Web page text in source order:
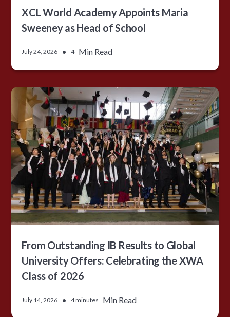
XCL World Academy Appoints Maria
Sweeney as Head of School
July 24, 2026 • 4 Min Read
From Outstanding IB Results to Global
University Offers: Celebrating the XWA
Class of 2026
July 14, 2026 • 4 minutes Min Read